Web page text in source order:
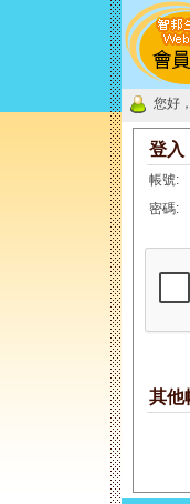
您好
登入
帳號:
密碼:
其他